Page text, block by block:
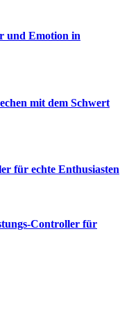
und Emotion in
mit dem Schwert
für echte Enthusiasten
Controller für